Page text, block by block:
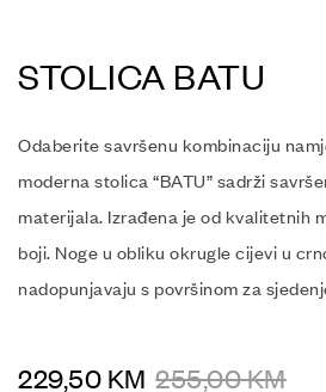
STOLICA BATU
Odaberite savršenu kombinaciju
moderna stolica “BATU” sadrži
materijala. Izrađena je od kvalitetnih
boji. Noge u obliku okrugle cijevi u
nadopunjavaju s površinom za
255,00KM
229,50 KM